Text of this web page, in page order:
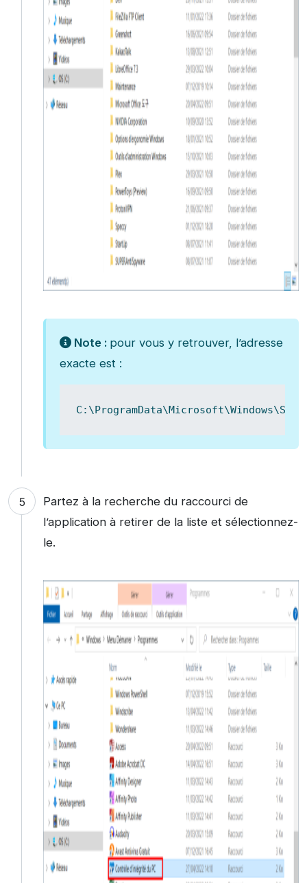
Note : pour vous y retrouver, l’adresse
exacte est :
Partez à la recherche du raccourci de
l’application à retirer de la liste et sélectionnez-
le.